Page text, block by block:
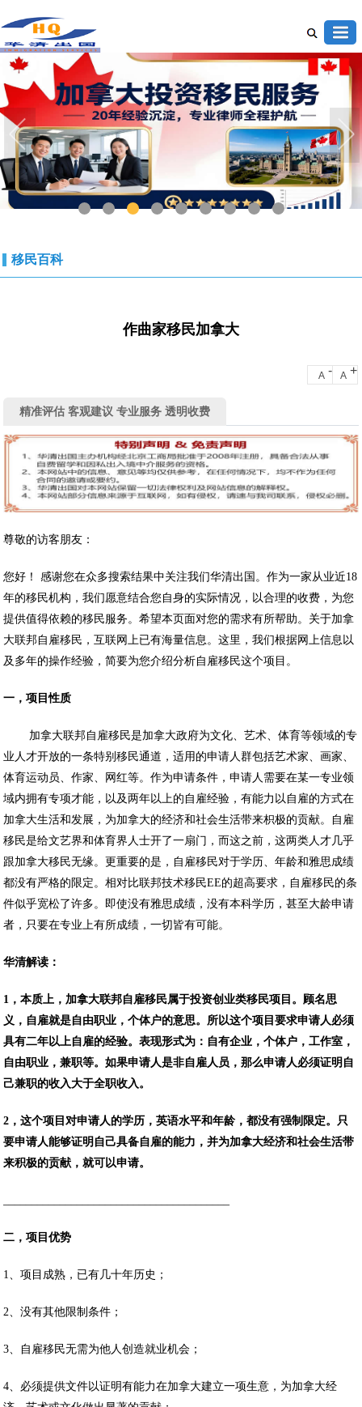
1 2 3 4 5 7 8 9
移民百科
作曲家移民加拿大
A - A +
精准评估 客观建议 专业服务 透明收费
尊敬的访客朋友：
您好！ 感谢您在众多搜索结果中关注我们华清出国。作为一家从业近18
年的移民机构，我们愿意结合您自身的实际情况，以合理的收费，为您
提供值得依赖的移民服务。希望本页面对您的需求有所帮助。关于加拿
大联邦自雇移民，互联网上已有海量信息。这里，我们根据网上信息以
及多年的操作经验，简要为您介绍分析自雇移民这个项目。
一，项目性质
加拿大联邦自雇移民是加拿大政府为文化、艺术、体育等领域的专
业人才开放的一条特别移民通道，适用的申请人群包括艺术家、画家、
体育运动员、作家、网红等。作为申请条件，申请人需要在某一专业领
域内拥有专项才能，以及两年以上的自雇经验，有能力以自雇的方式在
加拿大生活和发展，为加拿大的经济和社会生活带来枳极的贡献。自雇
移民是给文艺界和体育界人士开了一扇门，而这之前，这两类人才几乎
跟加拿大移民无缘。更重要的是，自雇移民对于学历、年龄和雅思成绩
都没有严格的限定。相对比联邦技术移民EE的超高要求，自雇移民的条
件似乎宽松了许多。即使没有雅思成绩，没有本科学历，甚至大龄申请
者，只要在专业上有所成绩，一切皆有可能。
华清解读：
1，本质上，加拿大联邦自雇移民属于投资创业类移民项目。顾名思
义，自雇就是自由职业，个体户的意思。所以这个项目要求申请人必须
具有二年以上自雇的经验。表现形式为：自有企业，个体户，工作室，
自由职业，兼职等。如果申请人是非自雇人员，那么申请人必须证明自
己兼职的收入大于全职收入。
2，这个项目对申请人的学历，英语水平和年龄，都没有强制限定。只
要申请人能够证明自己具备自雇的能力，并为加拿大经济和社会生活带
来积极的贡献，就可以申请。
二，项目优势
1、项目成熟，已有几十年历史；
2、没有其他限制条件；
3、自雇移民无需为他人创造就业机会；
4、必须提供文件以证明有能力在加拿大建立一项生意，为加拿大经